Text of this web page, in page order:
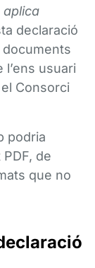
aplica
declaració
documents
usuari
Consorci
podria
de
que no